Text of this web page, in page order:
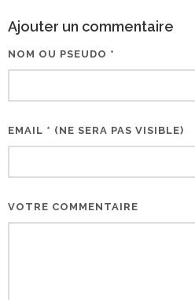
Ajouter un commentaire
NOM OU PSEUDO *
EMAIL * (NE SERA PAS VISIBLE)
VOTRE COMMENTAIRE